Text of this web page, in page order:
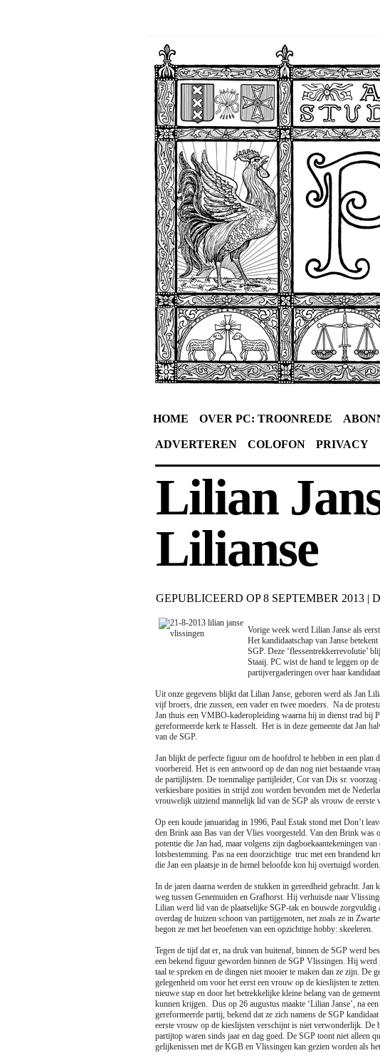
HOME OVER PC: TROONREDE
ADVERTEREN COLOFON PRIVACY
Lilian
Lilianse
GEPUBLICEERD OP 8 SEPTEMBER 2013 |
Vorige week werd Lilian Janse als
Het kandidaatschap van Janse
SGP. Deze ‘flessentrekkerrevolutie’
Staaij. PC wist de hand te leggen op
partijvergaderingen over haar
Uit onze gegevens blijkt dat Lilian Janse, geboren werd als Jan
vijf broers, drie zussen, een vader en twee moeders. Na de
Jan thuis een VMBO-kaderopleiding waarna hij in dienst trad bij
gereformeerde kerk te Hasselt. Het is in deze gemeente dat Jan
van de SGP.
Jan blijkt de perfecte figuur om de hoofdrol te hebben in een plan
voorbereid. Het is een antwoord op de dan nog niet bestaande
de partijlijsten. De toenmalige partijleider, Cor van Dis sr.
verkiesbare posities in strijd zou worden bevonden met de
vrouwelijk uitziend mannelijk lid van de SGP als vrouw de eerste
Op een koude januaridag in 1996, Paul Estak stond met Don’t
den Brink aan Bas van der Vlies voorgesteld. Van den Brink was
potentie die Jan had, maar volgens zijn dagboekaantekeningen
lotsbestemming. Pas na een doorzichtige truc met een brandend
die Jan een plaatsje in de hemel beloofde kon hij overtuigd worden.
In de jaren daarna werden de stukken in gereedheid gebracht.
weg tussen Genemuiden en Grafhorst. Hij verhuisde naar
Lilian werd lid van de plaatselijke SGP-tak en bouwde zorgvuldig
overdag de huizen schoon van partijgenoten, net zoals ze in
begon ze met het beoefenen van een opzichtige hobby: skeeleren.
Tegen de tijd dat er, na druk van buitenaf, binnen de SGP werd
een bekend figuur geworden binnen de SGP Vlissingen. Hij
taal te spreken en de dingen niet mooier te maken dan ze zijn. De
gelegenheid om voor het eerst een vrouw op de kieslijsten te
nieuwe stap en door het betrekkelijke kleine belang van de
kunnen krijgen. Dus op 26 augustus maakte ‘Lilian Janse’, na
gereformeerde partij, bekend dat ze zich namens de SGP
eerste vrouw op de kieslijsten verschijnt is niet verwonderlijk. De
partijtop waren sinds jaar en dag goed. De SGP toont niet alleen
gelijkenissen met de KGB en Vlissingen kan gezien worden als